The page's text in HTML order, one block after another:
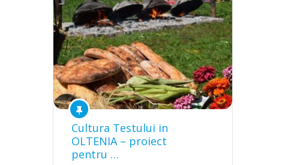
Cultura Testului in
OLTENIA – proiect
pentru …